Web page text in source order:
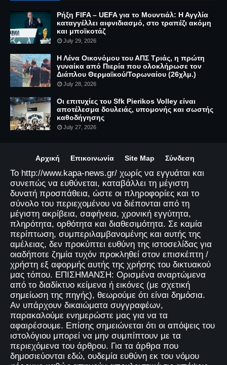
Ρήξη FIFA – UEFA για το Μουντιάλ: Η Αγγλία
καταγγέλλει αιφνιδιασμό, στο τραπέζι ακόμη
και μποϊκοτάζ
July 29, 2026
Η Λένα Οικονόμου του ΑΠΣ Τριάς, η πρώτη
γυναίκα από Πιερία που ολοκλήρωσε τον
Διάπλου Θερμαϊκού/Τορωναίου (26χλμ.)
July 28, 2026
Οι επιτυχίες του Sfk Pierikos Volley είναι
αποτέλεσμα δουλειάς, υπομονής και σωστής
καθοδήγησης
July 27, 2026
Αρχική Επικοινωνία Site Map Σύνδεση
Το http://www.kapa-news.gr/ χωρίς να εγγυάται και
συνεπώς να ευθύνεται, καταβάλλει τη μέγιστη
δυνατή προσπάθεια, ώστε οι πληροφορίες και το
σύνολο του περιεχομένου να διέπονται από τη
μέγιστη ακρίβεια, σαφήνεια, χρονική εγγύτητα,
πληρότητα, ορθότητα και διαθεσιμότητα. Σε καμία
περίπτωση, συμπεριλαμβανομένης και αυτής της
αμέλειας, δεν προκύπτει ευθύνη της ιστοσελίδας για
οιαδήποτε ζημία τυχόν προκληθεί στον επισκέπτη /
χρήστη εξ αφορμής αυτής της χρήσης του δικτυακού
μας τόπου. ΕΠΙΣΗΜΑΝΣΗ: Ορισμένα αναρτώμενα
από το διαδίκτυο κείμενα ή εικόνες (με σχετική
σημείωση της πηγής), θεωρούμε ότι είναι δημόσια.
Αν υπάρχουν δικαιώματα συγγραφέων,
παρακαλούμε ενημερώστε μας για να τα
αφαιρέσουμε. Επίσης σημειώνεται ότι οι απόψεις του
ιστολόγιου μπορεί να μην συμπίπτουν με τα
περιεχόμενα του άρθρου. Για τα άρθρα που
δημοσιεύονται εδώ, ουδεμία ευθύνη εκ του νόμου